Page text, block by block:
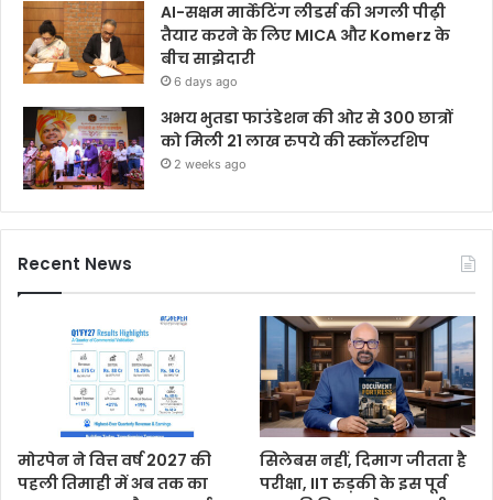
AI-सक्षम मार्केटिंग लीडर्स की अगली पीढ़ी
तैयार करने के लिए MICA और Komerz के
बीच साझेदारी
6 days ago
अभय भुतडा फाउंडेशन की ओर से 300 छात्रों
को मिली 21 लाख रुपये की स्कॉलरशिप
2 weeks ago
Recent News
मोरपेन ने वित्त वर्ष 2027 की
पहली तिमाही में अब तक का
सिलेबस नहीं, दिमाग जीतता है
परीक्षा, IIT रुड़की के इस पूर्व